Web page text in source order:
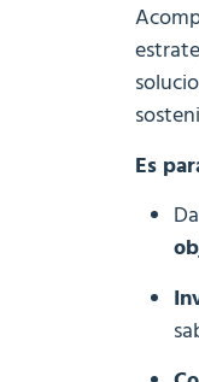
Es